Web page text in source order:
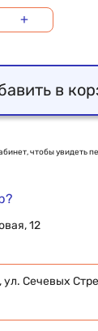
+
в
чтобы увидеть
12
Сечевых